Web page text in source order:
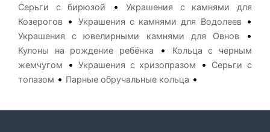
Серьги с бирюзой •Украшения с камнями для
Козерогов • Украшения с камнями для Водолеев•
Украшения с ювелирными камнями для Овнов•
Кулоны на рождение ребёнка •
Кольца с черным
жемчугом
•Украшения с хризопразом •
Серьги с
топазом • Парные обручальные кольца •